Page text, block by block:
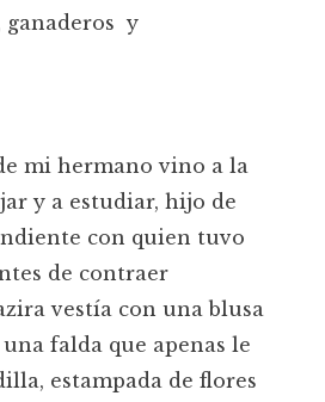
ganaderos y
mi hermano vino a la
y a estudiar, hijo de
con quien tuvo
de contraer
vestía con una blusa
una falda que apenas le
estampada de flores